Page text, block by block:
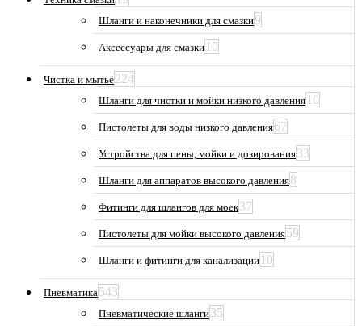
Шланги и наконечники для смазки9
Аксессуары для смазки 10
Чистка и мытьё224
Шланги для чистки и мойки низкого давления 10
Пистолеты для воды низкого давления67
Устройства для пены, мойки и дозирования33
Шланги для аппаратов высокого давления8
Фитинги для шлангов для моек37
Пистолеты для мойки высокого давления59
Шланги и фитинги для канализации 10
Пневматика543
Пневматические шланги35